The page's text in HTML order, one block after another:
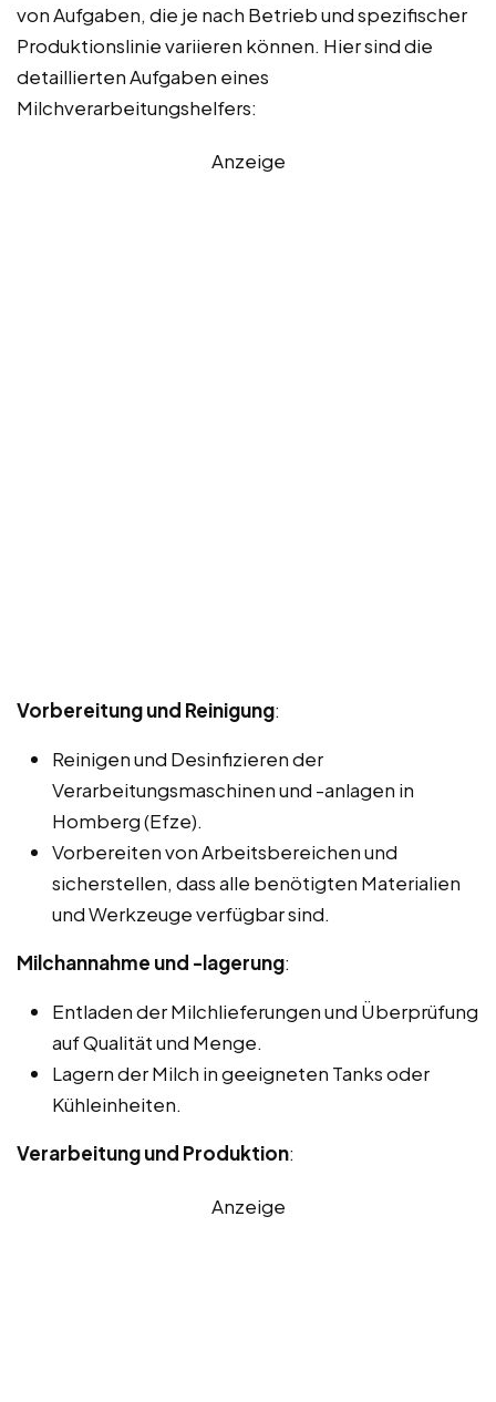
von Aufgaben, die je nach Betrieb und spezifischer
Produktionslinie variieren können. Hier sind die
detaillierten Aufgaben eines
Milchverarbeitungshelfers:
Anzeige
Vorbereitung und Reinigung:
Reinigen und Desinfizieren der
Verarbeitungsmaschinen und -anlagen in
Homberg (Efze).
Vorbereiten von Arbeitsbereichen und
sicherstellen, dass alle benötigten Materialien
und Werkzeuge verfügbar sind.
Milchannahme und -lagerung:
Entladen der Milchlieferungen und Überprüfung
auf Qualität und Menge.
Lagern der Milch in geeigneten Tanks oder
Kühleinheiten.
Verarbeitung und Produktion:
Anzeige